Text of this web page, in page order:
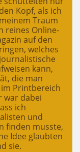
Kopf, als ich
Traum
reines Online-
auf den
welches
kann,
die man
Printbereich
war dabei
ich
und
finden musste,
Idee glaubten
sie.